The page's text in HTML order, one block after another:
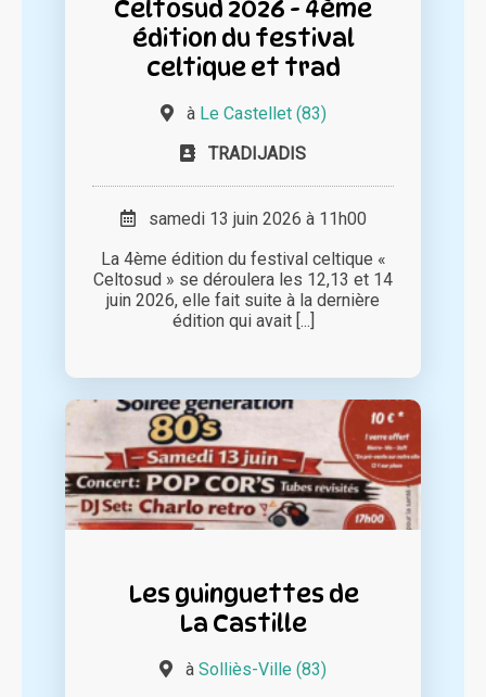
Celtosud 2026 - 4ème
édition du festival
celtique et trad
à Le Castellet (83)
TRADIJADIS
samedi 13 juin 2026 à 11h00
La 4ème édition du festival celtique «
Celtosud » se déroulera les 12,13 et 14
juin 2026, elle fait suite à la dernière
édition qui avait [...]
Les guinguettes de
La Castille
à Solliès-Ville (83)